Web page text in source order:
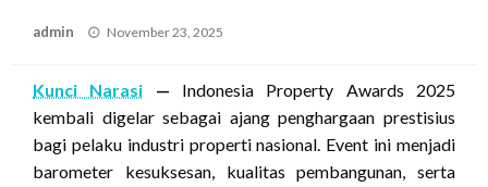
admin
Posted
November 23, 2025
Kunci Narasi — Indonesia Property Awards 2025
kembali digelar sebagai ajang penghargaan prestisius
bagi pelaku industri properti nasional. Event ini menjadi
barometer kesuksesan, kualitas pembangunan, serta